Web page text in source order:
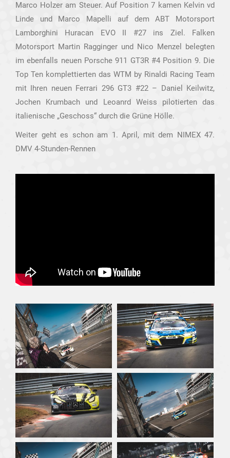
Marco Holzer am Steuer. Auf Position 7 kamen Kelvin vd
Linde und Marco Mapelli auf dem ABT Motorsport
Lamborghini Huracan EVO II #27 ins Ziel. Falken
Motorsport Martin Ragginger und Nico Menzel belegten
im ebenfalls neuen Porsche 911 GT3R #4 Position 9. Die
Top Ten komplettierten das WTM by Rinaldi Racing Team
mit Ihren neuen Ferrari 296 GT3 #22 – Daniel Keilwitz,
Jochen Krumbach und Leoanrd Weiss pilotierten das
italienische „Geschoss“ durch die Grüne Hölle.
Weiter geht es schon am 1. April, mit dem NIMEX 47.
DMV 4-Stunden-Rennen